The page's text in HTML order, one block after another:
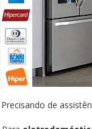
Precisando de